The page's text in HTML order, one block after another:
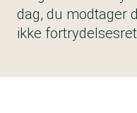
dag, du modtager
ikke